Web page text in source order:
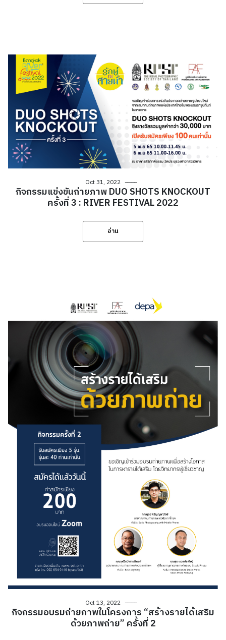
Oct 31, 2022
กิจกรรมแข่งขันถ่ายภาพ DUO SHOTS KNOCKOUT
ครั้งที่ 3 : RIVER FESTIVAL 2022
อ่าน
Oct 13, 2022
กิจกรรมอบรมถ่ายภาพในโครงการ “สร้างรายได้เสริม
ด้วยภาพถ่าย” ครั้งที่ 2